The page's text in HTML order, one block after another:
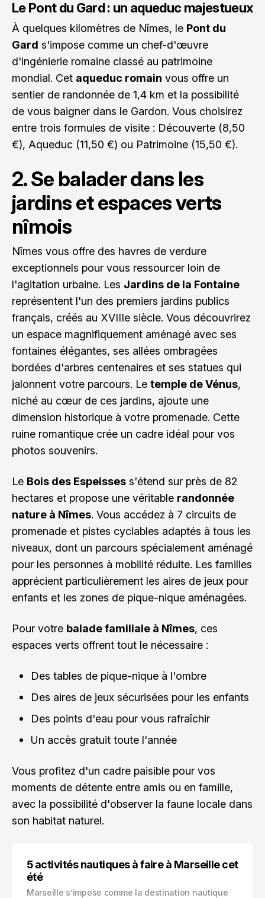
Le Pont du Gard : un aqueduc majestueux
À quelques kilomètres de Nîmes, le Pont du
Gard s'impose comme un chef-d'œuvre
d'ingénierie romaine classé au patrimoine
mondial. Cet aqueduc romain vous offre un
sentier de randonnée de 1,4 km et la possibilité
de vous baigner dans le Gardon. Vous choisirez
entre trois formules de visite : Découverte (8,50
€), Aqueduc (11,50 €) ou Patrimoine (15,50 €).
2. Se balader dans les
jardins et espaces verts
nîmois
Nîmes vous offre des havres de verdure
exceptionnels pour vous ressourcer loin de
l'agitation urbaine. Les Jardins de la Fontaine
représentent l'un des premiers jardins publics
français, créés au XVIIIe siècle. Vous découvrirez
un espace magnifiquement aménagé avec ses
fontaines élégantes, ses allées ombragées
bordées d'arbres centenaires et ses statues qui
jalonnent votre parcours. Le temple de Vénus,
niché au cœur de ces jardins, ajoute une
dimension historique à votre promenade. Cette
ruine romantique crée un cadre idéal pour vos
photos souvenirs.
Le Bois des Espeisses s'étend sur près de 82
hectares et propose une véritable randonnée
nature à Nîmes. Vous accédez à 7 circuits de
promenade et pistes cyclables adaptés à tous les
niveaux, dont un parcours spécialement aménagé
pour les personnes à mobilité réduite. Les familles
apprécient particulièrement les aires de jeux pour
enfants et les zones de pique-nique aménagées.
Pour votre balade familiale à Nîmes, ces
espaces verts offrent tout le nécessaire :
Des tables de pique-nique à l'ombre
Des aires de jeux sécurisées pour les enfants
Des points d'eau pour vous rafraîchir
Un accès gratuit toute l'année
Vous profitez d'un cadre paisible pour vos
moments de détente entre amis ou en famille,
avec la possibilité d'observer la faune locale dans
son habitat naturel.
5 activités nautiques à faire à Marseille cet
été
Marseille s’impose comme la destination nautique